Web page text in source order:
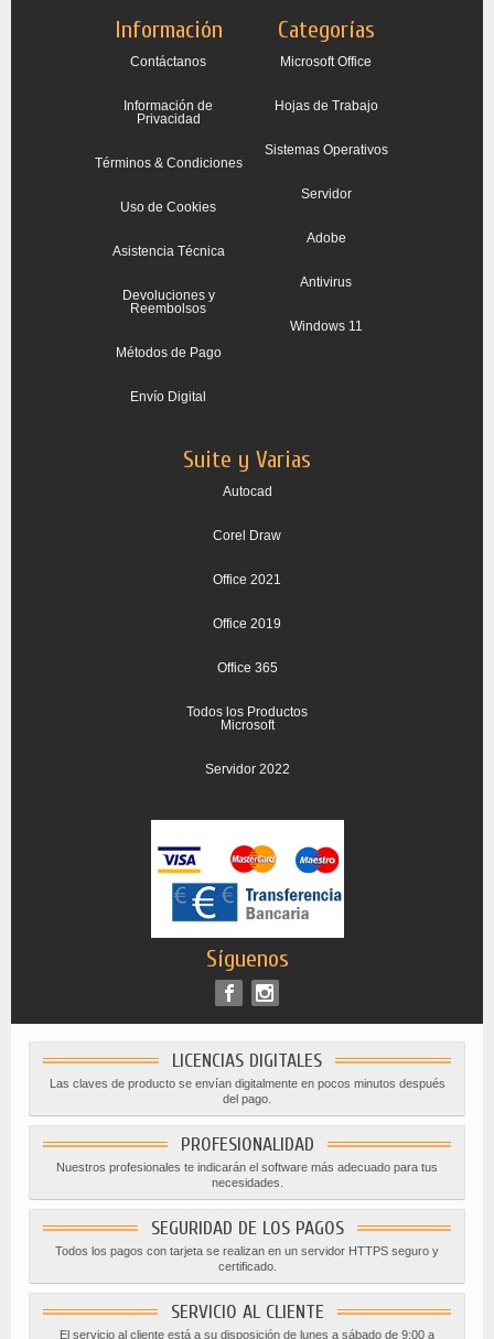
Información
Contáctanos
Información de
Privacidad
Términos & Condiciones
Uso de Cookies
Asistencia Técnica
Devoluciones y
Reembolsos
Métodos de Pago
Envío Digital
Categorías
Microsoft Office
Hojas de Trabajo
Sistemas Operativos
Servidor
Adobe
Antivirus
Windows 11
Suite y Varias
Autocad
Corel Draw
Office 2021
Office 2019
Office 365
Todos los Productos
Microsoft
Servidor 2022
Síguenos
LICENCIAS DIGITALES
Las claves de producto se envían digitalmente en pocos minutos después
del pago.
PROFESIONALIDAD
Nuestros profesionales te indicarán el software más adecuado para tus
necesidades.
SEGURIDAD DE LOS PAGOS
Todos los pagos con tarjeta se realizan en un servidor HTTPS seguro y
certificado.
SERVICIO AL CLIENTE
El servicio al cliente está a su disposición de lunes a sábado de 9:00 a